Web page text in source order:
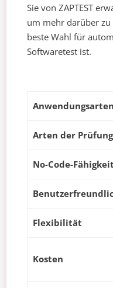
Sie von ZAPTEST
um mehr darüber zu
beste Wahl für
Softwaretest ist.
Anwendungsarten
Arten der Prüfung
No-Code-
Flexibilität
Kosten